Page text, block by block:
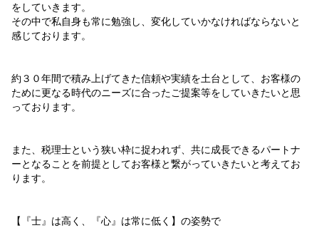
をしていきます。
その中で私自身も常に勉強し、変化していかなければならないと
感じております。
約３０年間で積み上げてきた信頼や実績を土台として、お客様の
ために更なる時代のニーズに合ったご提案等をしていきたいと思
っております。
また、税理士という狭い枠に捉われず、共に成長できるパートナ
ーとなることを前提としてお客様と繋がっていきたいと考えてお
ります。
【『士』は高く、『心』は常に低く】の姿勢で